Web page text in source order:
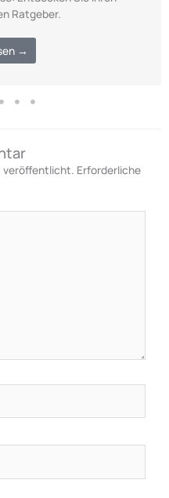
Ratgeber.
→
veröffentlicht. Erforderliche